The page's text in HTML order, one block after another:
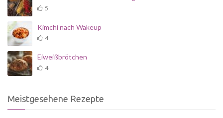
5
Kimchi nach Wakeup
4
Eiweißbrötchen
4
Meistgesehene Rezepte